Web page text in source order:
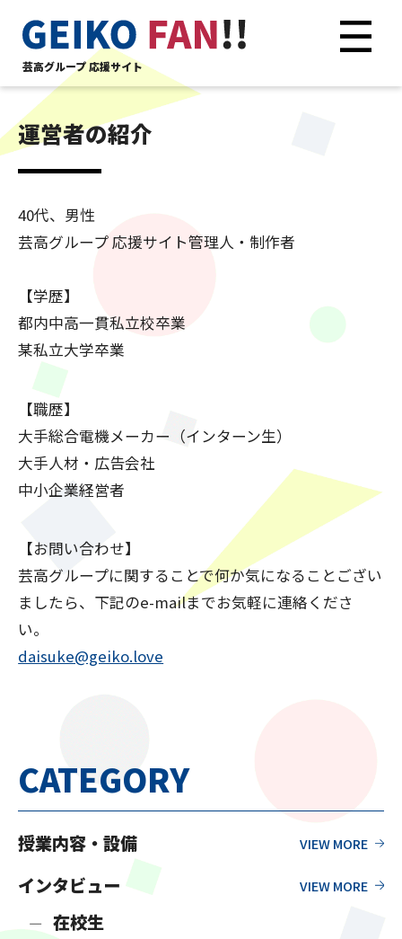
芸高グループ 応援サイト
運営者の紹介
40代、男性
芸高グループ 応援サイト管理人・制作者
【学歴】
都内中高一貫私立校卒業
某私立大学卒業
【職歴】
大手総合電機メーカー（インターン生）
大手人材・広告会社
中小企業経営者
【お問い合わせ】
芸高グループに関することで何か気になることござい
ましたら、下記のe-mailまでお気軽に連絡くださ
い。
daisuke@geiko.love
CATEGORY
授業内容・設備
インタビュー
在校生